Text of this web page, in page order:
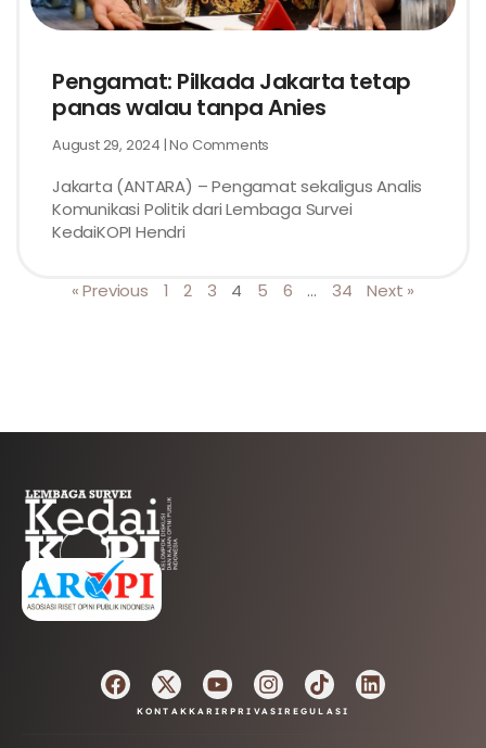
Pengamat: Pilkada Jakarta tetap
panas walau tanpa Anies
August 29, 2024 No Comments
Jakarta (ANTARA) – Pengamat sekaligus Analis
Komunikasi Politik dari Lembaga Survei
KedaiKOPI Hendri
« Previous 1 2 3 4 5 6 … 34 Next »
AFILIASI
KONTAK KARIRPRIVASI REGULASI